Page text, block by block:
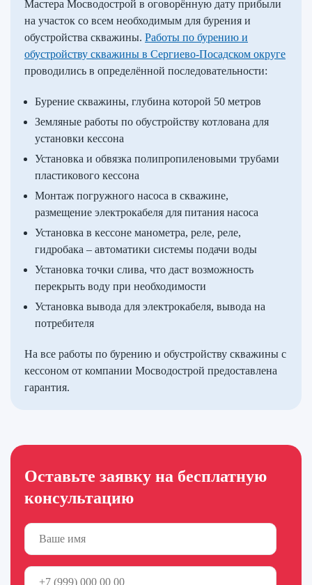
Мастера Мосводострой в оговорённую дату прибыли
на участок со всем необходимым для бурения и
обустройства скважины. Работы по бурению и
обустройству скважины в Сергиево-Посадском округе
проводились в определённой последовательности:
Бурение скважины, глубина которой 50 метров
Земляные работы по обустройству котлована для
установки кессона
Установка и обвязка полипропиленовыми трубами
пластикового кессона
Монтаж погружного насоса в скважине,
размещение электрокабеля для питания насоса
Установка в кессоне манометра, реле, реле,
гидробака – автоматики системы подачи воды
Установка точки слива, что даст возможность
перекрыть воду при необходимости
Установка вывода для электрокабеля, вывода на
потребителя
На все работы по бурению и обустройству скважины с
кессоном от компании Мосводострой предоставлена
гарантия.
Оставьте заявку на бесплатную
консультацию